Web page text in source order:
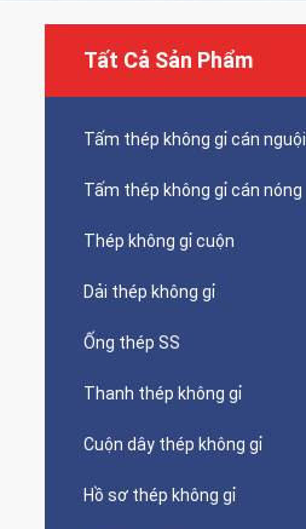
Tất Cả Sản Phẩm
Tấm thép không gỉ cán nguội
Tấm thép không gỉ cán nóng
Thép không gỉ cuộn
Dải thép không gỉ
Ống thép SS
Thanh thép không gỉ
Cuộn dây thép không gỉ
Hồ sơ thép không gỉ